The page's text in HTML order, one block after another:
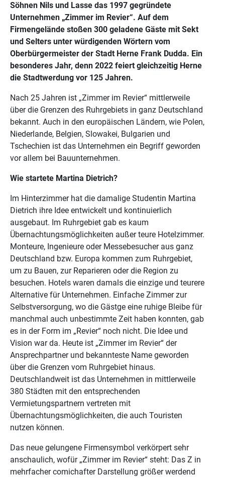
Söhnen Nils und Lasse das 1997 gegründete
Unternehmen „Zimmer im Revier“. Auf dem
Firmengelände stoßen 300 geladene Gäste mit Sekt
und Selters unter würdigenden Wörtern vom
Oberbürgermeister der Stadt Herne Frank Dudda. Ein
besonderes Jahr, denn 2022 feiert gleichzeitig Herne
die Stadtwerdung vor 125 Jahren.
Nach 25 Jahren ist „Zimmer im Revier“ mittlerweile
über die Grenzen des Ruhrgebiets in ganz Deutschland
bekannt. Auch in den europäischen Ländern, wie Polen,
Niederlande, Belgien, Slowakei, Bulgarien und
Tschechien ist das Unternehmen ein Begriff geworden
vor allem bei Bauunternehmen.
Wie startete Martina Dietrich?
Im Hinterzimmer hat die damalige Studentin Martina
Dietrich ihre Idee entwickelt und kontinuierlich
ausgebaut. Im Ruhrgebiet gab es kaum
Übernachtungsmöglichkeiten außer teure Hotelzimmer.
Monteure, Ingenieure oder Messebesucher aus ganz
Deutschland bzw. Europa kommen zum Ruhrgebiet,
um zu Bauen, zur Reparieren oder die Region zu
besuchen. Hotels waren damals die einzige und teurere
Alternative für Unternehmen. Einfache Zimmer zur
Selbstversorgung, wo die Gästge eine ruhige Bleibe für
manchmal auch unbestimmte Zeit haben konnten, gab
es in der Form im „Revier“ noch nicht. Die Idee und
Vision war da. Heute ist „Zimmer im Revier“ der
Ansprechpartner und bekannteste Name geworden
über die Grenzen vom Ruhrgebiet hinaus.
Deutschlandweit ist das Unternehmen in mittlerweile
380 Städten mit den entsprechenden
Vermietungspartnern vertreten mit
Übernachtungsmöglichkeiten, die auch Touristen
nutzen können.
Das neue gelungene Firmensymbol verkörpert sehr
anschaulich, wofür „Zimmer im Revier“ steht: Das Z in
mehrfacher comichafter Darstellung größer werdend